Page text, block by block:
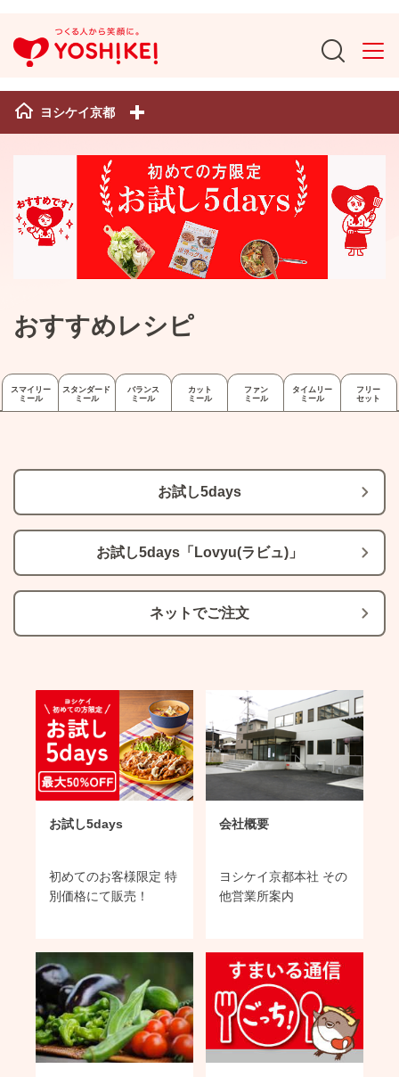
ヨシケイ京都
おすすめレシピ
スマイリー
ミール
スタンダード
ミール
バランス
ミール
カット
ミール
ファン
ミール
タイムリー
ミール
フリー
セット
お試し5days
お試し5days「Lovyu(ラビュ)」
ネットでご注文
お試し5days
初めてのお客様限定 特
別価格にて販売！
会社概要
ヨシケイ京都本社 その
他営業所案内